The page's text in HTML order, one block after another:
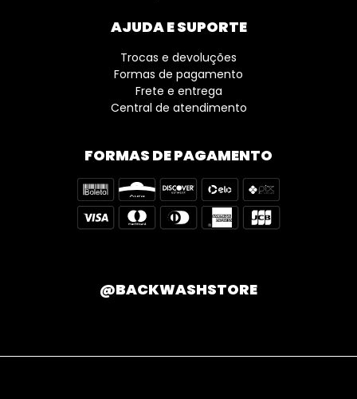
AJUDA E SUPORTE
Trocas e devoluções
Formas de pagamento
Frete e entrega
Central de atendimento
FORMAS DE PAGAMENTO
@BACKWASHSTORE